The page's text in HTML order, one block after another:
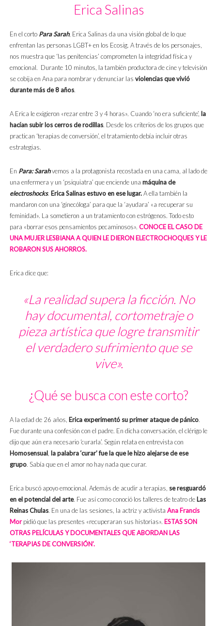
Erica Salinas
En el corto Para Sarah, Erica Salinas da una visión global de lo que
enfrentan las personas LGBT+ en los Ecosig. A través de los personajes,
nos muestra que ‘las penitencias’ comprometen la integridad física y
emocional. Durante 10 minutos, la también productora de cine y televisión
se cobija en Ana para nombrar y denunciar las violencias que vivió
durante más de 8 años.
A Erica le exigieron «rezar entre 3 y 4 horas». Cuando ‘no era suficiente’, la
hacían subir los cerros de rodillas. Desde los criterios de los grupos que
practican ‘terapias de conversión’, el tratamiento debía incluir otras
estrategias.
En Para: Sarahvemos a la protagonista recostada en una cama, al lado de
una enfermera y un ‘psiquiatra’ que enciende una máquina de
electroshocks. Erica Salinas estuvo en ese lugar.A ella también la
mandaron con una ‘ginecóloga’ para que la ‘ayudara’ «a recuperar su
feminidad». La sometieron a un tratamiento con estrógenos. Todo esto
para «borrar esos pensamientos pecaminosos». CONOCE EL CASO DE
UNA MUJER LESBIANA A QUIEN LE DIERON ELECTROCHOQUES Y LE
ROBARON SUS AHORROS.
Erica dice que:
«La realidad supera la ficción. No
hay documental, cortometraje o
pieza artística que logre transmitir
el verdadero sufrimiento que se
vive».
¿Qué se busca con este corto?
A la edad de 26 años, Erica experimentó su primer ataque de pánico.
Fue durante una confesión con el padre. En dicha conversación, el clérigo le
dijo que aún era necesario ‘curarla’. Según relata en entrevista con
Homosensual, la palabra ‘curar’ fue la que le hizo alejarse de ese
grupo. Sabía que en el amor no hay nada que curar.
Erica buscó apoyo emocional. Además de acudir a terapias, se resguardó
en el potencial del arte. Fue así como conoció los talleres de teatro de Las
Reinas Chulas. En una de las sesiones, la actriz y activista Ana Francis
Morpidió que las presentes «recuperaran sus historias». ESTAS SON
OTRAS PELÍCULAS Y DOCUMENTALES QUE ABORDAN LAS
‘TERAPIAS DE CONVERSIÓN’.